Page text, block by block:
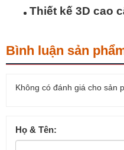
Thiết kế 3D cao
Bình luận sản
Không có đánh giá cho sản
Họ & Tên: